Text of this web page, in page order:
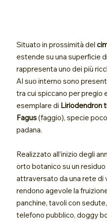
Situato in prossimità del
estende su una superficie
rappresenta uno dei più
Al suo interno sono
tra cui spiccano per pregio
esemplare di Liriodendron
Fagus(faggio), specie
padana.
Realizzato all’inizio degli
orto botanico su un
attraversato da una rete di
rendono agevole la
panchine, tavoli con
telefono pubblico, doggy